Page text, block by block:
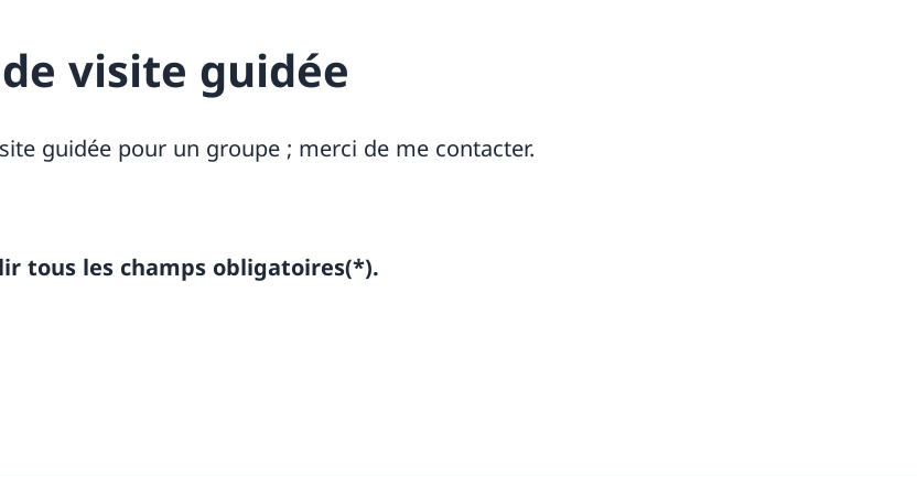
visite guidée
guidée pour un groupe ; merci de me contacter.
tous les champs obligatoires(*).